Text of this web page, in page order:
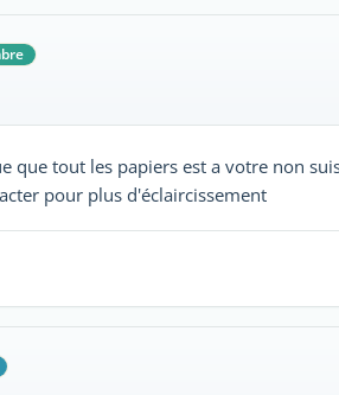
que tout les papiers est a votre non
pour plus d'éclaircissement